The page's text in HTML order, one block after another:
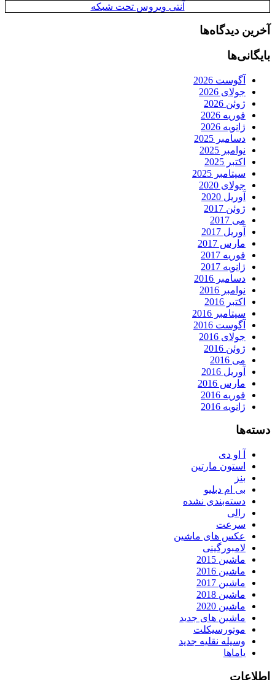
آنتی ویروس تحت شبکه
آخرین دیدگاه‌ها
بایگانی‌ها
آگوست 2026
جولای 2026
ژوئن 2026
فوریه 2026
ژانویه 2026
دسامبر 2025
نوامبر 2025
اکتبر 2025
سپتامبر 2025
جولای 2020
آوریل 2020
ژوئن 2017
می 2017
آوریل 2017
مارس 2017
فوریه 2017
ژانویه 2017
دسامبر 2016
نوامبر 2016
اکتبر 2016
سپتامبر 2016
آگوست 2016
جولای 2016
ژوئن 2016
می 2016
آوریل 2016
مارس 2016
فوریه 2016
ژانویه 2016
دسته‌ها
آ او دی
استون مارتین
بنز
بی ام دبلیو
دسته‌بندی نشده
رالی
سرعت
عکس های ماشین
لامبورگینی
ماشین 2015
ماشین 2016
ماشین 2017
ماشین 2018
ماشین 2020
ماشین های جدید
موتورسیکلت
وسیله نقلیه جدید
یاماها
اطلاعات